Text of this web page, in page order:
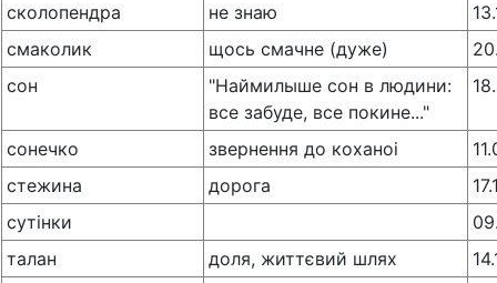
сколопендра не знаю
смаколик
щось смачне (дуже)
сон
"Наймилыше сон в людини:
все забуде, все покине..."
сонечко звернення до коханоi
стежина
дорога
сутінки
талан
доля, життєвий шлях